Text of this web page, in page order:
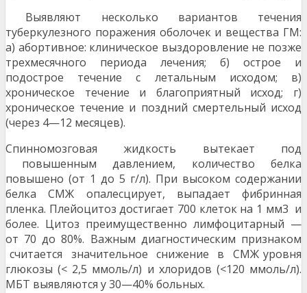
Выявляют несколько вариантов течения
туберкулезного поражения оболочек и вещества ГМ:
а) абортивное: клиническое выздоровление не позже
трехмесячного периода лечения; б) острое и
подострое течение с летальным исходом; в)
хроническое течение и благоприятный исход; г)
хроническое течение и поздний смертельный исход
(через 4—12 месяцев).
Спинномозговая жидкость вытекает под
повышенным давлением, количество белка
повышено (от 1 до 5 г/л). При высоком содержании
белка СМЖ опалесцирует, выпадает фибринная
пленка. Плейоцитоз достигает 700 клеток на 1 мм3 и
более. Цитоз преимущественно лимфоцитарный —
от 70 до 80%. Важным диагностическим признаком
считается значительное снижение в СМЖ уровня
глюкозы (< 2,5 ммоль/л) и хлоридов (<120 ммоль/л).
МБТ выявляются у 30—40% больных.